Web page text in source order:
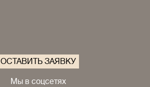
ОСТАВИТЬ ЗАЯВКУ
Мы в соцсетях